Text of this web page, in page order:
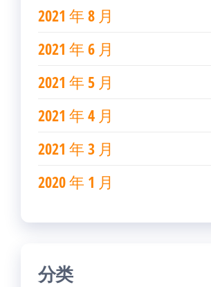
2021 年 8 月
2021 年 6 月
2021 年 5 月
2021 年 4 月
2021 年 3 月
2020 年 1 月
分类